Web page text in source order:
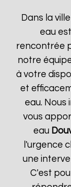
Dans la
eau
rencontrée
notre
à votre
et
eau. Nous
vous
eau
l'urgence
une
C'est